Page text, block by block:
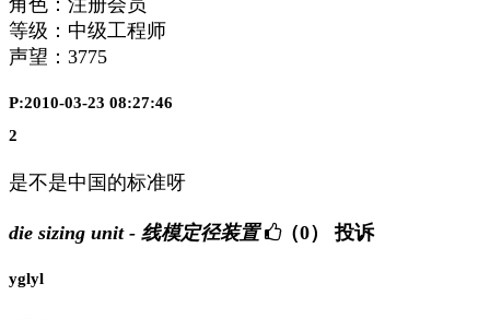
等级：中级工程师
声望： 3775
P:2010-03-23 08:27:46
2
是不是中国的标准呀
die sizing unit - 线模定径装置 （0） 投诉
yglyl